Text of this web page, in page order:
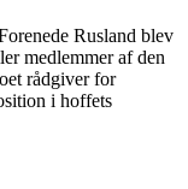
Rusland blev
medlemmer af den
rådgiver for
i hoffets